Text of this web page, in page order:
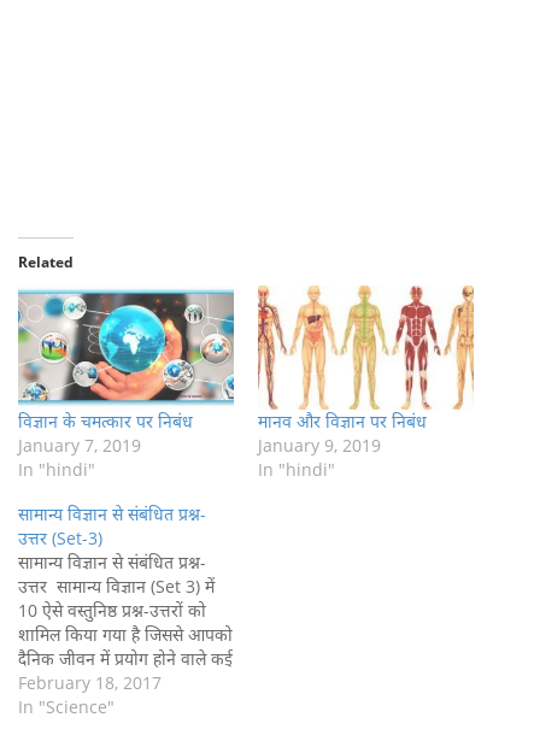
Related
विज्ञान के चमत्कार पर निबंध
January 7, 2019
In "hindi"
मानव और विज्ञान पर निबंध
January 9, 2019
In "hindi"
सामान्य विज्ञान से संबंधित प्रश्न-
उत्तर (Set-3)
सामान्य विज्ञान से संबंधित प्रश्न-
उत्तर सामान्य विज्ञान (Set 3) में
10 ऐसे वस्तुनिष्ठ प्रश्न-उत्तरों को
शामिल किया गया है जिससे आपको
दैनिक जीवन में प्रयोग होने वाले कई
शब्दों एवं घटनाओं के बारे में
जानकारी मिलेगी, इसके अलावा ये
February 18, 2017
In "Science"